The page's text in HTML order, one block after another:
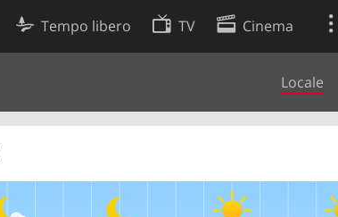
Tempo libero TV Cinema
Locale
Preferenze cookie